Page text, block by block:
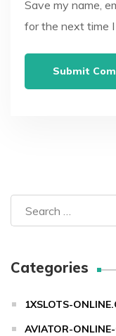
Save my name,
for the next time
Search
for:
Categories
1XSLOTS-
AVIATOR-